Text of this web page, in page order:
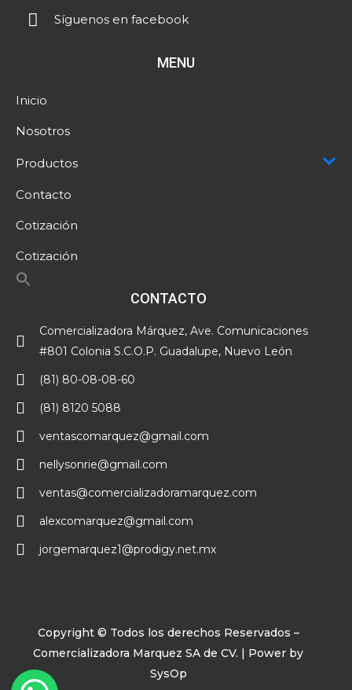
Síguenos en facebook
MENU
Inicio
Nosotros
Productos
Contacto
Cotización
Cotización
CONTACTO
Comercializadora Márquez, Ave. Comunicaciones
#801 Colonia S.C.O.P. Guadalupe, Nuevo León
(81) 80-08-08-60
(81) 8120 5088
ventascomarquez@gmail.com
nellysonrie@gmail.com
ventas@comercializadoramarquez.com
alexcomarquez@gmail.com
jorgemarquez1@prodigy.net.mx
Copyright © Todos los derechos Reservados –
Comercializadora Marquez SA de CV. | Power by
SysOp